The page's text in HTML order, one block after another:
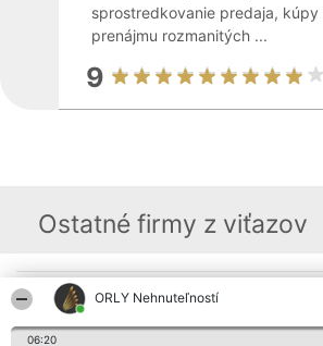
ORLY Nehnuteľností
06:20
sprostredkovanie predaja, kúpy
prenájmu rozmanitých ...
9
Ostatné firmy z viťazov
Organizátor hodnotenia
Bright Side Solutions sp. z o.
o. sp. k.
Hodnotenie
Lista